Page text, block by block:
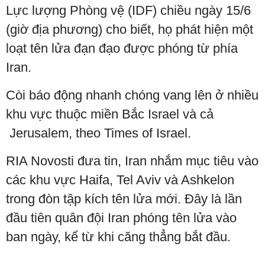
Lực lượng Phòng vệ (IDF) chiều ngày 15/6
(giờ địa phương) cho biết, họ phát hiện một
loạt tên lửa đạn đạo được phóng từ phía
Iran.
Còi báo động nhanh chóng vang lên ở nhiều
khu vực thuộc miền Bắc Israel và cả
Jerusalem, theo Times of Israel.
RIA Novosti đưa tin, Iran nhắm mục tiêu vào
các khu vực Haifa, Tel Aviv và Ashkelon
trong đòn tập kích tên lửa mới. Đây là lần
đầu tiên quân đội Iran phóng tên lửa vào
ban ngày, kể từ khi căng thẳng bắt đầu.